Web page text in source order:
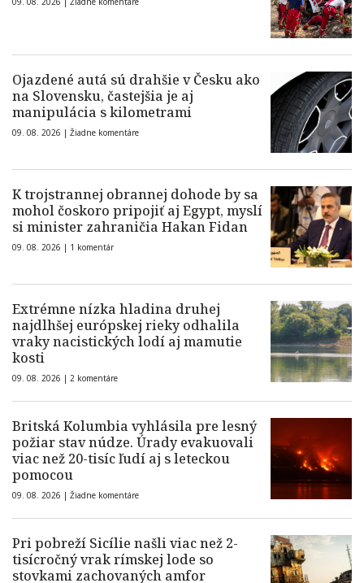
Ojazdené autá sú drahšie v Česku ako
na Slovensku, častejšia je aj
manipulácia s kilometrami
09. 08. 2026 | Žiadne komentáre
K trojstrannej obrannej dohode by sa
mohol čoskoro pripojiť aj Egypt, myslí
si minister zahraničia Hakan Fidan
09. 08. 2026 | 1 komentár
Extrémne nízka hladina druhej
najdlhšej európskej rieky odhalila
vraky nacistických lodí aj mamutie
kosti
09. 08. 2026 | 2 komentáre
Britská Kolumbia vyhlásila pre lesný
požiar stav núdze. Úrady evakuovali
viac než 20-tisíc ľudí aj s leteckou
pomocou
09. 08. 2026 | Žiadne komentáre
Pri pobreží Sicílie našli viac než 2-
tisícročný vrak rímskej lode so
stovkami zachovaných amfor